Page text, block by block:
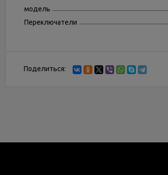
модель
Переключатели
Поделиться: